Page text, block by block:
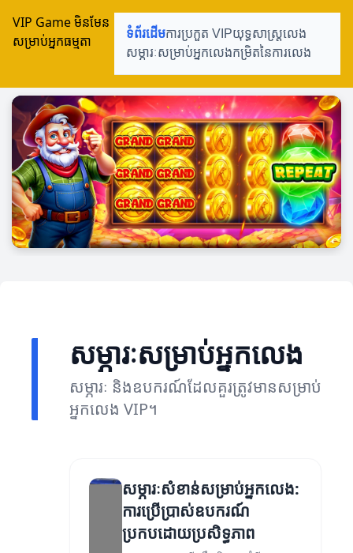
VIP Game មិនមែន
សម្រាប់អ្នកធម្មតា
ទំព័រដើមការប្រកួត VIPយុទ្ធសាស្ត្រលេង
សម្ភារៈសម្រាប់អ្នកលេងកម្រិតនៃការលេង
សម្ភារៈសម្រាប់អ្នកលេង
សម្ភារៈ និងឧបករណ៍ដែលគួរត្រូវមានសម្រាប់
អ្នកលេង VIP។
សម្ភារៈសំខាន់សម្រាប់អ្នកលេង:
ការប្រើប្រាស់ឧបករណ៍
ប្រកបដោយប្រសិទ្ធភាព